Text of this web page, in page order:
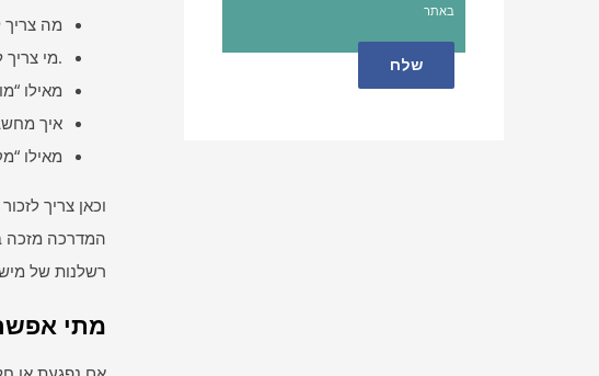
מה צריך
.מי צריך
מאילו
איך
מאילו
וכאן צריך
המדרכה מזכה
רשלנות של
מתי
באתר